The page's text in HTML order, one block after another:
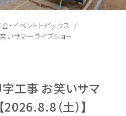
・イベントトピックス
いサマーライブショー
字工事 お笑いサマ
（土）】